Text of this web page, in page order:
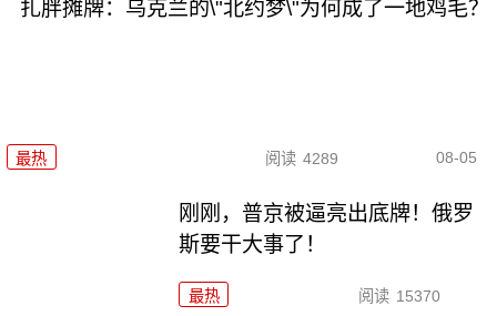
扎胖摊牌：乌克兰的\"北约梦\"为何成了一地鸡毛？
最热 阅读 4289 08-05
刚刚，普京被逼亮出底牌！俄罗
斯要干大事了！
最热 阅读 15370